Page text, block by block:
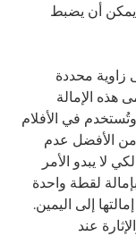
يمكن أن يضبط
زاوية محددة
هذه الإمالة
وتُستخدم في الأفلام
من الأفضل عدم
لا يبدو الأمر
لقطة واحدة
إلى اليمين.
عند